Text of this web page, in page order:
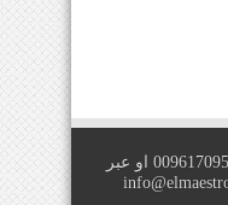
للتواصل معنا عبر الهاتف 0096170950660 او عبر